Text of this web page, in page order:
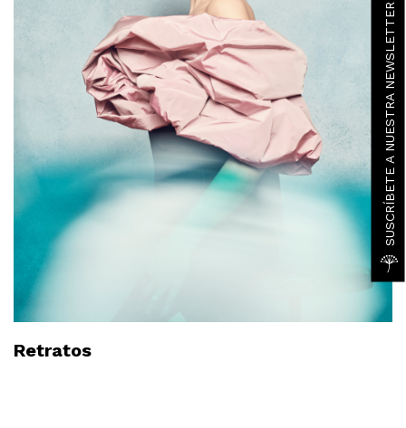
SUSCRÍBETE A NUESTRA NEWSLETTER
Retratos